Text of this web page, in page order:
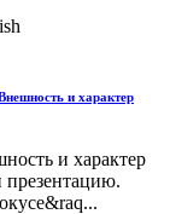
и характер
и характер
презентацию.